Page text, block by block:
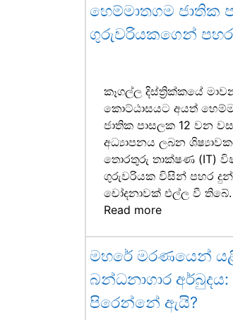
හෙම්මාතගම ජාතික
ගුරුවරියකගෙන්
කෑගල්ල දිස්ත්‍රික්කයේ
කොට්ඨාසයට අයත්
ජාතික පාසලක 12 වන
අධ්‍යාපනය ලබන
තොරතුරු තාක්ෂණ (IT)
ගුරුවරියක විසින් පහර
චෝදනාවක් එල්ල වී තිබේ.
Read more
මහරේ මරණයෙන්
බන්ධනාගාර
පිරෙන්නේ ඇයි?